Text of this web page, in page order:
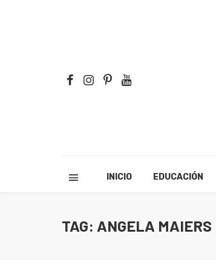
INICIO EDUCACIÓN
TAG: ANGELA MAIERS